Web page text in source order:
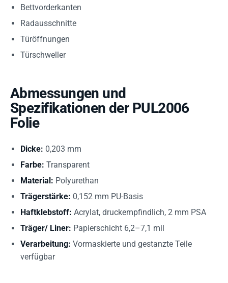
Bettvorderkanten
Radausschnitte
Türöffnungen
Türschweller
Abmessungen und
Spezifikationen der PUL2006
Folie
Dicke: 0,203 mm
Farbe: Transparent
Material: Polyurethan
Trägerstärke: 0,152 mm PU-Basis
Haftklebstoff: Acrylat, druckempfindlich, 2 mm PSA
Träger/ Liner: Papierschicht 6,2–7,1 mil
Verarbeitung: Vormaskierte und gestanzte Teile
verfügbar